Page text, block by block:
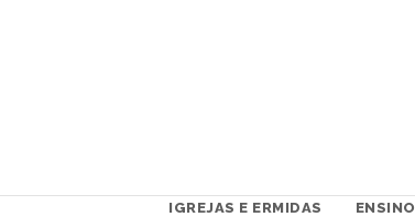
IGREJAS E ERMIDAS ENSINO